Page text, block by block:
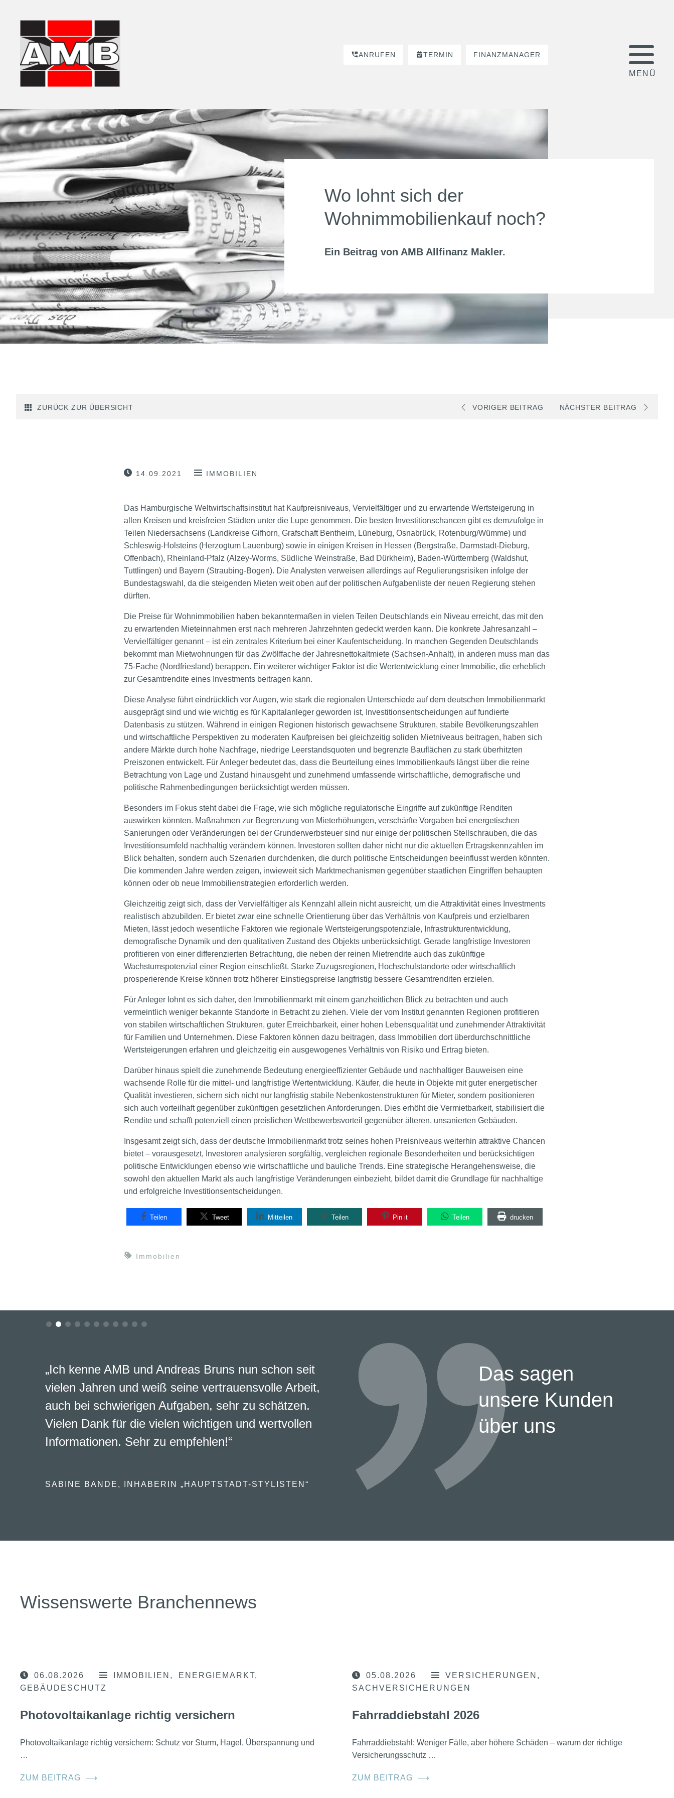
ANRUFEN TERMIN FINANZMANAGER
Wo lohnt sich der
Wohnimmobilienkauf noch?
Ein Beitrag von AMB Allfinanz Makler.
ZURÜCK ZUR ÜBERSICHT VORIGER BEITRAG NÄCHSTER BEITRAG
14.09.2021 IMMOBILIEN
Das Hamburgische Weltwirtschaftsinstitut hat Kaufpreisniveaus, Vervielfältiger und zu erwartende Wertsteigerung in
allen Kreisen und kreisfreien Städten unter die Lupe genommen. Die besten Investitionschancen gibt es demzufolge in
Teilen Niedersachsens (Landkreise Gifhorn, Grafschaft Bentheim, Lüneburg, Osnabrück, Rotenburg/Wümme) und
Schleswig-Holsteins (Herzogtum Lauenburg) sowie in einigen Kreisen in Hessen (Bergstraße, Darmstadt-Dieburg,
Offenbach), Rheinland-Pfalz (Alzey-Worms, Südliche Weinstraße, Bad Dürkheim), Baden-Württemberg (Waldshut,
Tuttlingen) und Bayern (Straubing-Bogen). Die Analysten verweisen allerdings auf Regulierungsrisiken infolge der
Bundestagswahl, da die steigenden Mieten weit oben auf der politischen Aufgabenliste der neuen Regierung stehen
dürften.
Die Preise für Wohnimmobilien haben bekanntermaßen in vielen Teilen Deutschlands ein Niveau erreicht, das mit den
zu erwartenden Mieteinnahmen erst nach mehreren Jahrzehnten gedeckt werden kann. Die konkrete Jahresanzahl –
Vervielfältiger genannt – ist ein zentrales Kriterium bei einer Kaufentscheidung. In manchen Gegenden Deutschlands
bekommt man Mietwohnungen für das Zwölffache der Jahresnettokaltmiete (Sachsen-Anhalt), in anderen muss man das
75-Fache (Nordfriesland) berappen. Ein weiterer wichtiger Faktor ist die Wertentwicklung einer Immobilie, die erheblich
zur Gesamtrendite eines Investments beitragen kann.
Diese Analyse führt eindrücklich vor Augen, wie stark die regionalen Unterschiede auf dem deutschen Immobilienmarkt
ausgeprägt sind und wie wichtig es für Kapitalanleger geworden ist, Investitionsentscheidungen auf fundierte
Datenbasis zu stützen. Während in einigen Regionen historisch gewachsene Strukturen, stabile Bevölkerungszahlen
und wirtschaftliche Perspektiven zu moderaten Kaufpreisen bei gleichzeitig soliden Mietniveaus beitragen, haben sich
andere Märkte durch hohe Nachfrage, niedrige Leerstandsquoten und begrenzte Bauflächen zu stark überhitzten
Preiszonen entwickelt. Für Anleger bedeutet das, dass die Beurteilung eines Immobilienkaufs längst über die reine
Betrachtung von Lage und Zustand hinausgeht und zunehmend umfassende wirtschaftliche, demografische und
politische Rahmenbedingungen berücksichtigt werden müssen.
Besonders im Fokus steht dabei die Frage, wie sich mögliche regulatorische Eingriffe auf zukünftige Renditen
auswirken könnten. Maßnahmen zur Begrenzung von Mieterhöhungen, verschärfte Vorgaben bei energetischen
Sanierungen oder Veränderungen bei der Grunderwerbsteuer sind nur einige der politischen Stellschrauben, die das
Investitionsumfeld nachhaltig verändern können. Investoren sollten daher nicht nur die aktuellen Ertragskennzahlen im
Blick behalten, sondern auch Szenarien durchdenken, die durch politische Entscheidungen beeinflusst werden könnten.
Die kommenden Jahre werden zeigen, inwieweit sich Marktmechanismen gegenüber staatlichen Eingriffen behaupten
können oder ob neue Immobilienstrategien erforderlich werden.
Gleichzeitig zeigt sich, dass der Vervielfältiger als Kennzahl allein nicht ausreicht, um die Attraktivität eines Investments
realistisch abzubilden. Er bietet zwar eine schnelle Orientierung über das Verhältnis von Kaufpreis und erzielbaren
Mieten, lässt jedoch wesentliche Faktoren wie regionale Wertsteigerungspotenziale, Infrastrukturentwicklung,
demografische Dynamik und den qualitativen Zustand des Objekts unberücksichtigt. Gerade langfristige Investoren
profitieren von einer differenzierten Betrachtung, die neben der reinen Mietrendite auch das zukünftige
Wachstumspotenzial einer Region einschließt. Starke Zuzugsregionen, Hochschulstandorte oder wirtschaftlich
prosperierende Kreise können trotz höherer Einstiegspreise langfristig bessere Gesamtrenditen erzielen.
Für Anleger lohnt es sich daher, den Immobilienmarkt mit einem ganzheitlichen Blick zu betrachten und auch
vermeintlich weniger bekannte Standorte in Betracht zu ziehen. Viele der vom Institut genannten Regionen profitieren
von stabilen wirtschaftlichen Strukturen, guter Erreichbarkeit, einer hohen Lebensqualität und zunehmender Attraktivität
für Familien und Unternehmen. Diese Faktoren können dazu beitragen, dass Immobilien dort überdurchschnittliche
Wertsteigerungen erfahren und gleichzeitig ein ausgewogenes Verhältnis von Risiko und Ertrag bieten.
Darüber hinaus spielt die zunehmende Bedeutung energieeffizienter Gebäude und nachhaltiger Bauweisen eine
wachsende Rolle für die mittel- und langfristige Wertentwicklung. Käufer, die heute in Objekte mit guter energetischer
Qualität investieren, sichern sich nicht nur langfristig stabile Nebenkostenstrukturen für Mieter, sondern positionieren
sich auch vorteilhaft gegenüber zukünftigen gesetzlichen Anforderungen. Dies erhöht die Vermietbarkeit, stabilisiert die
Rendite und schafft potenziell einen preislichen Wettbewerbsvorteil gegenüber älteren, unsanierten Gebäuden.
Insgesamt zeigt sich, dass der deutsche Immobilienmarkt trotz seines hohen Preisniveaus weiterhin attraktive Chancen
bietet – vorausgesetzt, Investoren analysieren sorgfältig, vergleichen regionale Besonderheiten und berücksichtigen
politische Entwicklungen ebenso wie wirtschaftliche und bauliche Trends. Eine strategische Herangehensweise, die
sowohl den aktuellen Markt als auch langfristige Veränderungen einbezieht, bildet damit die Grundlage für nachhaltige
und erfolgreiche Investitionsentscheidungen.
Teilen Tweet Mitteilen Teilen Pin it Teilen drucken
Immobilien
Das sagen
unsere Kunden
über uns
„Ich kenne AMB und Andreas Bruns nun schon seit
vielen Jahren und weiß seine vertrauensvolle Arbeit,
auch bei schwierigen Aufgaben, sehr zu schätzen.
Vielen Dank für die vielen wichtigen und wertvollen
Informationen. Sehr zu empfehlen!“
SABINE BANDE, INHABERIN „HAUPTSTADT-STYLISTEN“
Wissenswerte Branchennews
06.08.2026 IMMOBILIEN
ENERGIEMARKT
GEBÄUDESCHUTZ
Photovoltaikanlage richtig versichern
Photovoltaikanlage richtig versichern: Schutz vor Sturm, Hagel, Überspannung und
…
ZUM BEITRAG ⟶
05.08.2026
VERSICHERUNGEN
SACHVERSICHERUNGEN
Fahrraddiebstahl 2026
Fahrraddiebstahl: Weniger Fälle, aber höhere Schäden – warum der richtige
Versicherungsschutz …
ZUM BEITRAG ⟶